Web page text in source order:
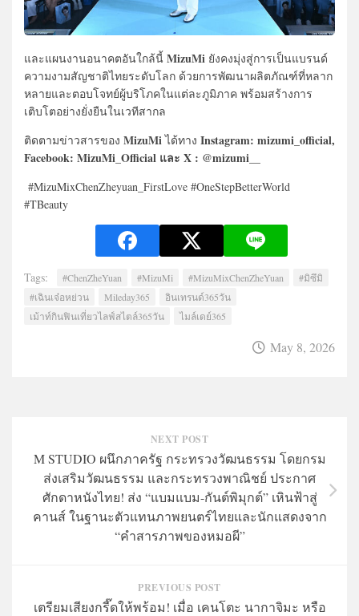
และแผนงานอนาคตอันใกล้นี้ MizuMi ยังคงมุ่งสู่การเป็นแบรนด์
ความงามสัญชาติไทยระดับโลก ด้วยการพัฒนาผลิตภัณฑ์ที่หลาก
หลายและตอบโจทย์ผู้บริโภคในแต่ละภูมิภาค พร้อมสร้างการ
เติบโตอย่างยั่งยืนในเวทีสากล
ติดตามข่าวสารของ MizuMiได้ทาง Instagram: mizumi_official,
Facebook: MizuMi_Official และ X : @mizumi__
#MizuMixChenZheyuan_FirstLove #OneStepBetterWorld
#TBeauty
Tags: #ChenZheYuan #MizuMi #MizuMixChenZheYuan
#มิซึมิ
#เฉินเจ๋อหย่วน
Mileday365
อินเทรนด์365วัน
เม้าท์กินฟินเที่ยวไลฟ์สไตล์365วัน
ไมล์เดย์365
May 8, 2026
NEXT POST
M STUDIO ผนึกภาครัฐ กระทรวงวัฒนธรรม โดยกรม
ส่งเสริมวัฒนธรรม และกระทรวงพาณิชย์ ประกาศ
ศักดาหนังไทย! ส่ง “แบมแบม-กันต์พิมุกต์” เหินฟ้าสู่
คานส์ ในฐานะตัวแทนภาพยนตร์ไทยและนักแสดงจาก
“คำสารภาพของหมอผี”
PREVIOUS POST
เตรียมเสียงกรี๊ดให้พร้อม! เมื่อ เคนโตะ นากาจิมะ หรือ